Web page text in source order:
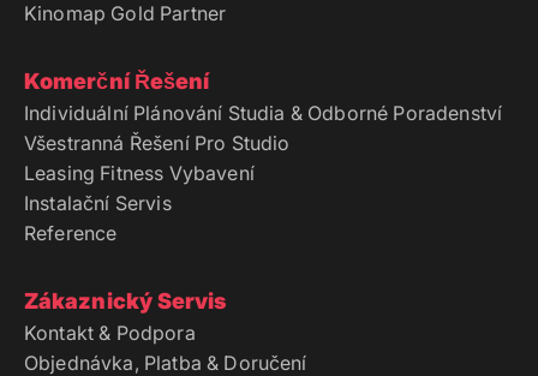
Kinomap Gold Partner
Komerční Řešení
Individuální Plánování Studia & Odborné Poradenství
Všestranná Řešení Pro Studio
Leasing Fitness Vybavení
Instalační Servis
Reference
Zákaznický Servis
Kontakt & Podpora
Objednávka, Platba & Doručení